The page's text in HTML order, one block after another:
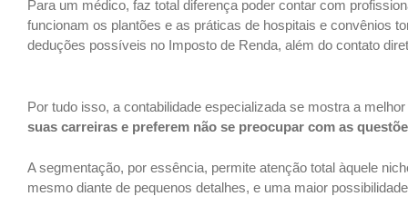
Para um médico, faz total diferença poder contar com
funcionam os plantões e as práticas de hospitais e convênios
deduções possíveis no Imposto de Renda, além do contato
Por tudo isso, a contabilidade especializada se mostra a
suas carreiras e preferem não se preocupar com as
A segmentação, por essência, permite atenção total àquele
mesmo diante de pequenos detalhes, e uma maior